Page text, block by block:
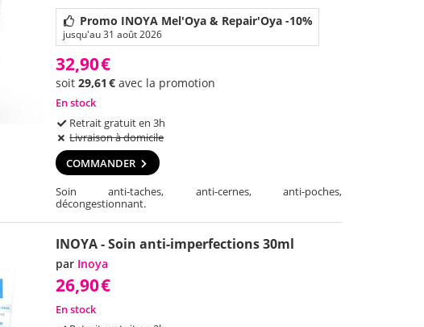
Promo INOYA Mel'Oya & Repair'Oya -10%
jusqu'au 31 août 2026
32,90€
soit 29,61 € avec la promotion
En stock
Retrait gratuit en 3h
Livraison à domicile
COMMANDER
Soin anti-taches, anti-cernes, anti-poches,
décongestionnant.
INOYA - Soin anti-imperfections 30ml
par Inoya
26,90€
En stock